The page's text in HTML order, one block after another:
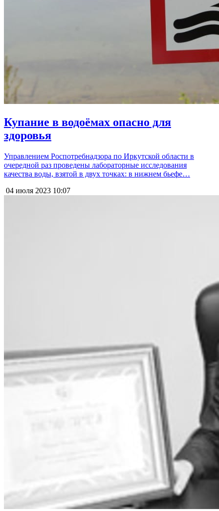
Купание в водоёмах опасно для
здоровья
Управлением Роспотребнадзора по Иркутской области в
очередной раз проведены лабораторные исследования
качества воды, взятой в двух точках: в нижнем бьефе…
04 июля 2023 10:07